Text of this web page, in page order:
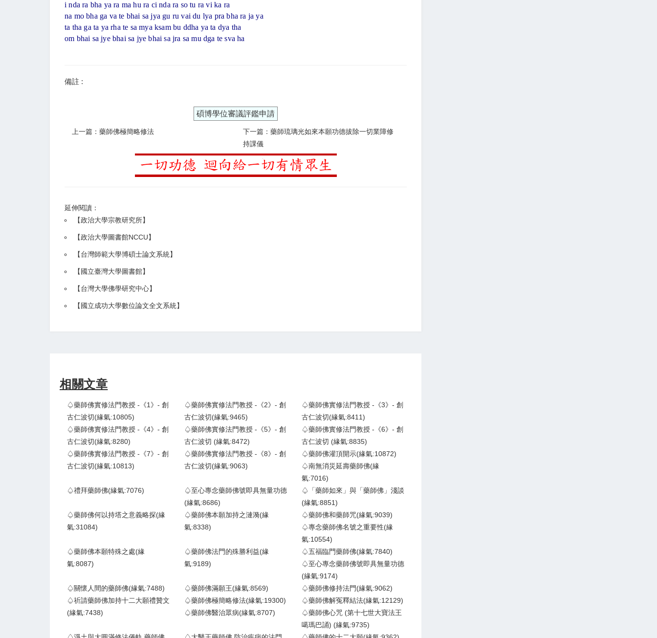
i nda ra bha ya ra ma hu ra ci nda ra so tu ra vi ka ra
na mo bha ga va te bhai sa jya gu ru vai du lya pra bha ra ja ya
ta tha ga ta ya rha te sa mya ksam bu ddha ya ta dya tha
om bhai sa jye bhai sa jye bhai sa jra sa mu dga te sva ha
備註 :
碩博學位審議評鑑申請
上一篇：藥師佛極簡略修法
下一篇：藥師琉璃光如來本願功德拔除一切業障修
持課儀
延伸閱讀：
【政治大學宗教研究所】
【政治大學圖書館NCCU】
【台灣師範大學博碩士論文系統】
【 國立臺灣大學圖書館】
【台灣大學佛學研究中心】
【 國立成功大學數位論文全文系統】
相關文章
♤藥師佛實修法門教授 -《1》- 創
古仁波切(緣氣:10805)
♤藥師佛實修法門教授 -《2》- 創
古仁波切(緣氣:9465)
♤藥師佛實修法門教授 -《3》- 創
古仁波切(緣氣:8411)
♤藥師佛實修法門教授 -《4》- 創
古仁波切(緣氣:8280)
♤藥師佛實修法門教授 -《5》- 創
古仁波切 (緣氣:8472)
♤藥師佛實修法門教授 -《6》- 創
古仁波切 (緣氣:8835)
♤藥師佛實修法門教授 -《7》- 創
古仁波切(緣氣:10813)
♤藥師佛實修法門教授 -《8》- 創
古仁波切(緣氣:9063)
♤藥師佛灌頂開示(緣氣:10872)
♤南無消災延壽藥師佛(緣
氣:7016)
♤禮拜藥師佛(緣氣:7076)
♤至心專念藥師佛號即具無量功德
(緣氣:8686)
♤「藥師如來」與「藥師佛」淺談
(緣氣:8851)
♤藥師佛何以持塔之意義略探(緣
氣:31084)
♤藥師佛本願加持之漣漪(緣
氣:8338)
♤藥師佛和藥師咒(緣氣:9039)
♤專念藥師佛名號之重要性(緣
氣:10554)
♤藥師佛本願特殊之處(緣
氣:8087)
♤藥師佛法門的殊勝利益(緣
氣:9189)
♤五福臨門藥師佛(緣氣:7840)
♤至心專念藥師佛號即具無量功德
(緣氣:9174)
♤關懷人間的藥師佛(緣氣:7488)
♤藥師佛滿願王(緣氣:8569)
♤藥師佛修持法門(緣氣:9062)
♤祈請藥師佛加持十二大願禮贊文
(緣氣:7438)
♤藥師佛極簡略修法(緣氣:19300)
♤藥師佛解冤釋結法(緣氣:12129)
♤藥師佛醫治眾病(緣氣:8707)
♤藥師佛心咒 (第十七世大寶法王
噶瑪巴誦) (緣氣:9735)